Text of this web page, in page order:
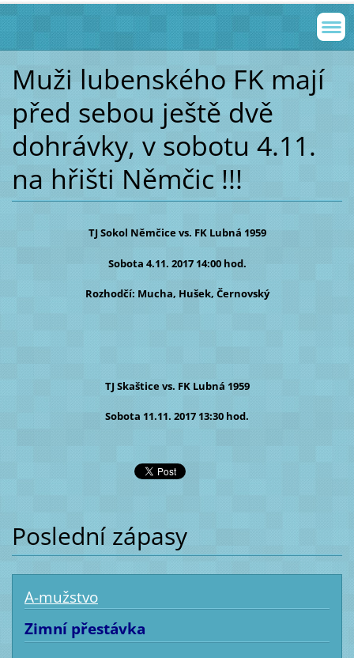
Muži lubenského FK mají
před sebou ještě dvě
dohrávky, v sobotu 4.11.
na hřišti Němčic !!!
TJ Sokol Němčice vs. FK Lubná 1959
Sobota 4.11. 2017 14:00 hod.
Rozhodčí: Mucha, Hušek, Černovský
TJ Skaštice vs. FK Lubná 1959
Sobota 11.11. 2017 13:30 hod.
Poslední zápasy
A-mužstvo
Zimní přestávka